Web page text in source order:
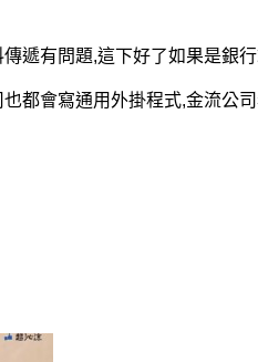
遞有問題,這下好了如果是銀
都會寫通用外掛程式,金流